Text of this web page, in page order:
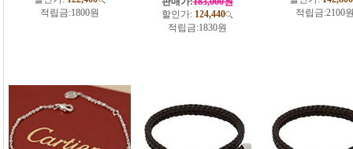
적립금:1800원
할인가: 124,440
적립금:1830원
적립금:2100